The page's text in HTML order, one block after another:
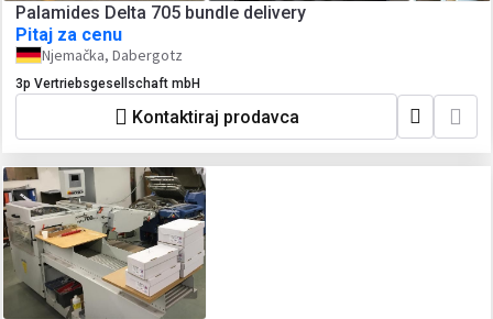
Palamides Delta 705 bundle delivery
Pitaj za cenu
Njemačka, Dabergotz
3p Vertriebsgesellschaft mbH
Kontaktiraj prodavca